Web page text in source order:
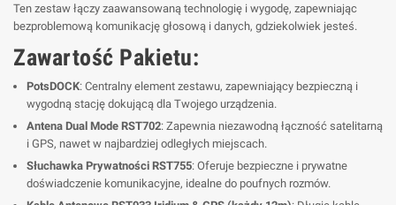
Ten zestaw łączy zaawansowaną technologię i wygodę, zapewniając
bezproblemową komunikację głosową i danych, gdziekolwiek jesteś.
Zawartość Pakietu:
PotsDOCK: Centralny element zestawu, zapewniający bezpieczną i
wygodną stację dokującą dla Twojego urządzenia.
Antena Dual Mode RST702: Zapewnia niezawodną łączność satelitarną
i GPS, nawet w najbardziej odległych miejscach.
Słuchawka Prywatności RST755: Oferuje bezpieczne i prywatne
doświadczenie komunikacyjne, idealne do poufnych rozmów.